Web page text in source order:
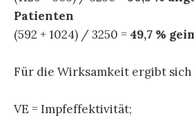
Patienten
(592 + 1024) / 3250 = 49,7 %
Für die Wirksamkeit ergibt sich
VE = Impfeffektivität;